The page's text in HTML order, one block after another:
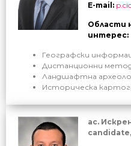
E-mail:
Области
интерес:
Географски
Дистанционни
Ландшафтна
Историческа
ас.